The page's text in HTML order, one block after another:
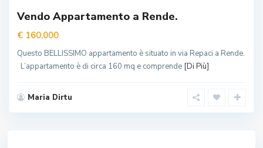
Vendo Appartamento a Rende.
€ 160,000
Questo BELLISSIMO appartamento è situato in via Repaci a Rende.
L’appartamento è di circa 160 mq e comprende [Di Più]
Maria Dirtu